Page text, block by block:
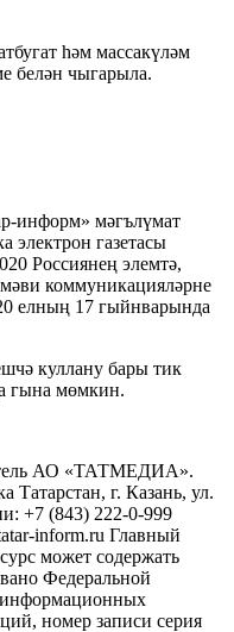
һәм массакүләм
белән чыгарыла.
мәгълүмат
электрон газетасы
Россиянең элемтә,
коммуникацияләрне
елның 17 гыйнварында
куллану бары тик
гына мөмкин.
АО «ТАТМЕДИА».
Татарстан, г. Казань, ул.
+7 (843) 222-0-999
inform.ru Главный
может содержать
Федеральной
информационных
номер записи серия